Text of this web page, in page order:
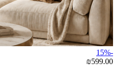
-15%
₪599.00